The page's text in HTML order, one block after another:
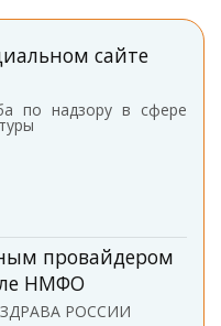
сайте
по надзору в сфере
провайдером
НМФО
РОССИИ